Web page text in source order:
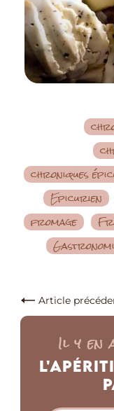
chroniques
Epicurien
fromage
Article
Il y en